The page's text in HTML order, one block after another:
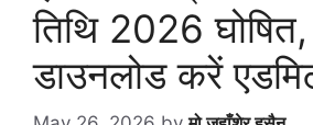
तिथि 2026
डाउनलोड करें